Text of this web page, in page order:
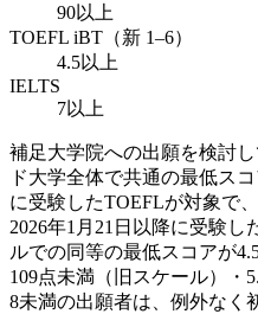
90以上
TOEFL iBT（新 1–6）
4.5以上
IELTS
7以上
補足大学院への出願を検討
ド大学全体で共通の最低ス
に受験したTOEFLが対象で
2026年1月21日以降に受験
ルでの同等の最低スコアが
109点未満（旧スケール）・
8未満の出願者は、例外なく